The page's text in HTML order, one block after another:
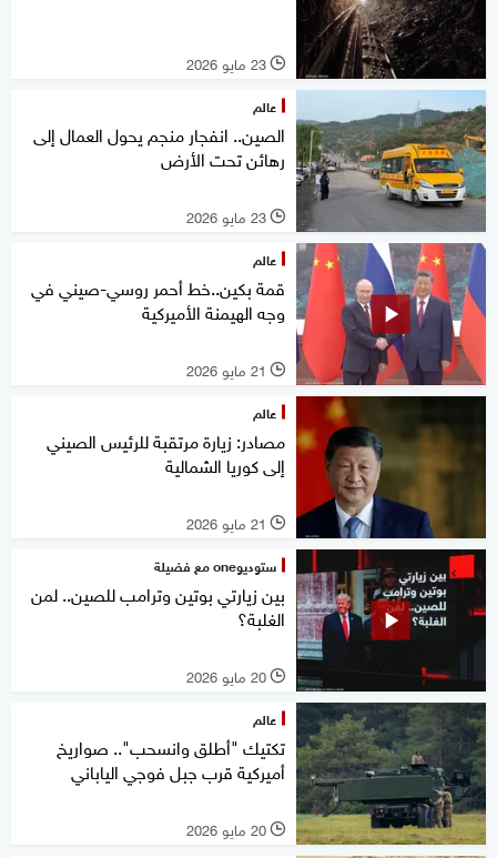
l 23 مايو 2026
عالم
الصين.. انفجار منجم يحول العمال إلى
رهائن تحت الأرض
l 23 مايو 2026
عالم
قمة بكين..خط أحمر روسي-صيني في
وجه الهيمنة الأميركية
l 21 مايو 2026
عالم
مصادر: زيارة مرتقبة للرئيس الصيني
إلى كوريا الشمالية
l 21 مايو 2026
ستوديوone مع فضيلة
بين زيارتي بوتين وترامب للصين.. لمن
الغلبة؟
l 20 مايو 2026
عالم
تكتيك "أطلق وانسحب".. صواريخ
أميركية قرب جبل فوجي الياباني
l 20 مايو 2026